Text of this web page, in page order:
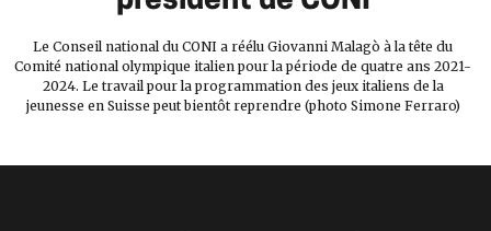
Le Conseil national du CONI a réélu Giovanni Malagò à la tête du
Comité national olympique italien pour la période de quatre ans 2021-
2024. Le travail pour la programmation des jeux italiens de la
jeunesse en Suisse peut bientôt reprendre (photo Simone Ferraro)